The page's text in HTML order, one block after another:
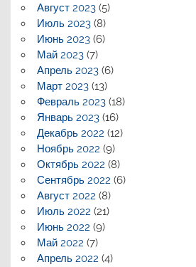
Август 2023(5)
Июль 2023(8)
Июнь 2023(6)
Май 2023(7)
Апрель 2023(6)
Март 2023(13)
Февраль 2023(18)
Январь 2023(16)
Декабрь 2022 (12)
Ноябрь 2022 (9)
Октябрь 2022 (8)
Сентябрь 2022 (6)
Август 2022 (8)
Июль 2022 (21)
Июнь 2022 (9)
Май 2022 (7)
Апрель 2022 (4)